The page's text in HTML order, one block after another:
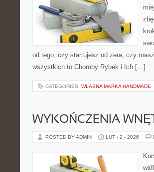
od tego, czy startujesz od zera, czy
wszystkich to Choroby Rybek i Ich […]
CATEGORIES: WŁASNA MARKA HANDMADE
WYKOŃCZENIA
POSTED BY ADMIN LUT - 2 - 2026